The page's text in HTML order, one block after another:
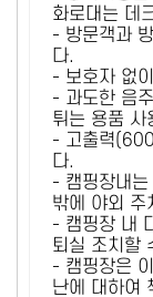
화로대는 데
- 방문객과
다.
- 보호자 없
- 과도한 음
튀는 용품 사
- 고출력
다.
- 캠핑장내
밖에 야외 주
- 캠핑장 내
퇴실 조치할
- 캠핑장은
난에 대하여